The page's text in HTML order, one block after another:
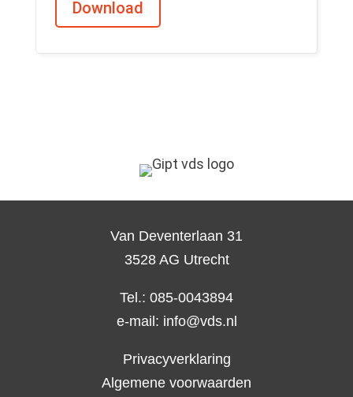
Download
Van Deventerlaan 31
3528 AG Utrecht
Tel.: 085-0043894
e-mail: info@vds.nl
Privacyverklaring
Algemene voorwaarden